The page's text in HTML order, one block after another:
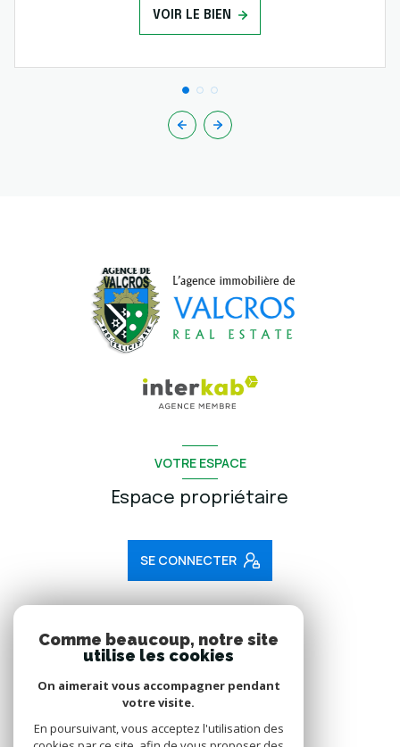
VOIR LE BIEN
VOTRE ESPACE
Espace propriétaire
SE CONNECTER
ADHÉRENTS
Comme beaucoup, notre site
utilise les cookies
On aimerait vous accompagner pendant
votre visite.
En poursuivant, vous acceptez l'utilisation des